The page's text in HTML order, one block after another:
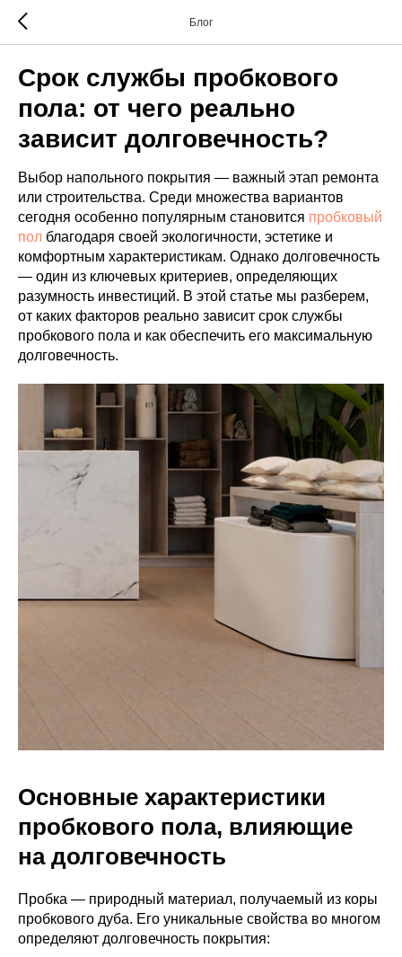
Блог
Срок службы пробкового
пола: от чего реально
зависит долговечность?
Выбор напольного покрытия — важный этап ремонта
или строительства. Среди множества вариантов
сегодня особенно популярным становится пробковый
пол благодаря своей экологичности, эстетике и
комфортным характеристикам. Однако долговечность
— один из ключевых критериев, определяющих
разумность инвестиций. В этой статье мы разберем,
от каких факторов реально зависит срок службы
пробкового пола и как обеспечить его максимальную
долговечность.
Основные характеристики
пробкового пола, влияющие
на долговечность
Пробка — природный материал, получаемый из коры
пробкового дуба. Его уникальные свойства во многом
определяют долговечность покрытия: